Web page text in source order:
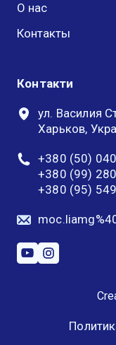
О нас
Контакты
Контакти
ул. Василия
Харьков,
+380 (50)
+380 (99)
+380 (95)